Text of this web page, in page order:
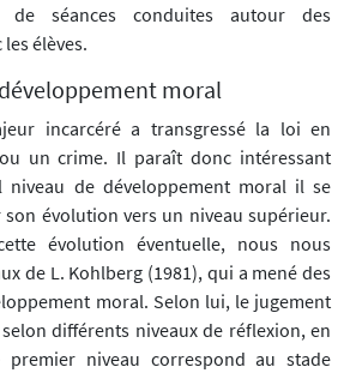
de séances conduites autour des
élèves.
moral
incarcéré a transgressé la loi en
un crime. Il paraît donc intéressant
niveau de développement moral il se
évolution vers un niveau supérieur.
évolution éventuelle, nous nous
de L. Kohlberg (1981), qui a mené des
moral. Selon lui, le jugement
différents niveaux de réflexion, en
niveau correspond au stade